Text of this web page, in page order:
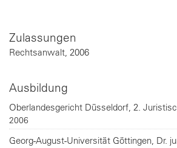
Zulassungen
Rechtsanwalt 2006
Ausbildung
Oberlandesgericht Düsseldorf 2.
2006
Georg-August-Universität Göttingen Dr.